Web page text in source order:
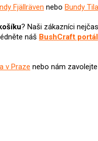
Fjällräven nebo Bundy
? Naši zákazníci
náš BushCraft portál
v Praze nebo nám